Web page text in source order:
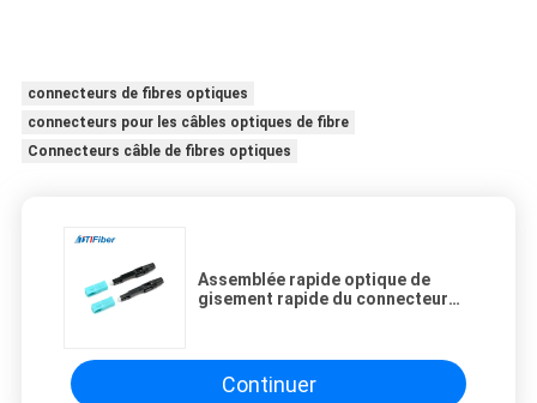
connecteurs de fibres optiques
connecteurs pour les câbles optiques de fibre
Connecteurs câble de fibres optiques
Assemblée rapide optique de
gisement rapide du connecteur
Continuer